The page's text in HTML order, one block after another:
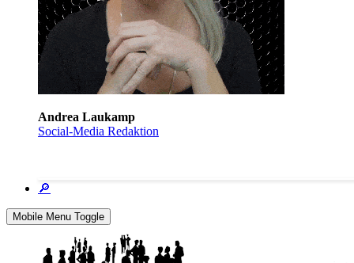
Andrea Laukamp
Social-Media Redaktion
🔎
Mobile Menu Toggle